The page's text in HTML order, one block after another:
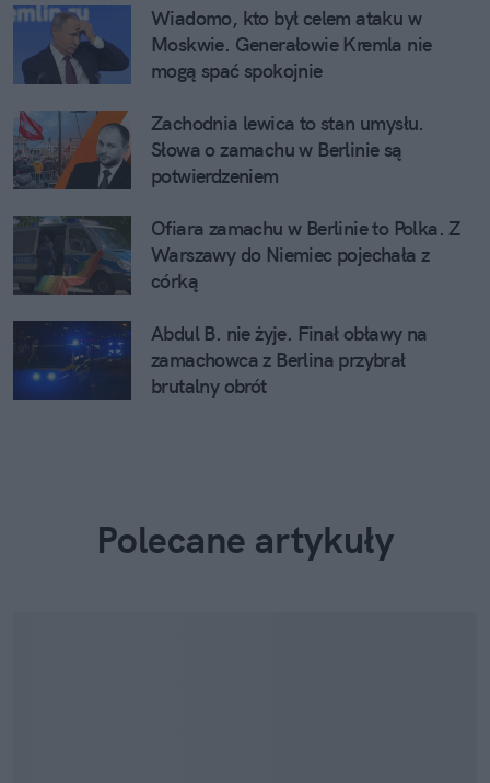
Wiadomo, kto był celem ataku w
Moskwie. Generałowie Kremla nie
mogą spać spokojnie
Zachodnia lewica to stan umysłu.
Słowa o zamachu w Berlinie są
potwierdzeniem
Ofiara zamachu w Berlinie to Polka. Z
Warszawy do Niemiec pojechała z
córką
Abdul B. nie żyje. Finał obławy na
zamachowca z Berlina przybrał
brutalny obrót
Polecane artykuły